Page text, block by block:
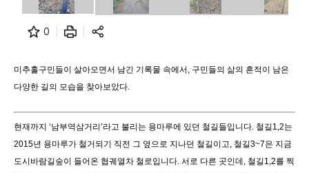
0
미추홀구민들이 살아오면서 남긴 기록물 속에서, 구민들의 삶의 흔적이 남은
다양한 길의 모습을 찾아보았다.
현재까지 ‘남부역삼거리’라고 불리는 용마루에 있던 철길들입니다. 철길1,2는
2015년 용마루가 철거되기 직전 그 옆으로 지나던 철길이고, 철길3~7은 지금
도시바람길숲이 들어온 협궤열차 철로입니다. 서로 다른 곳인데, 철길1,2를 찍